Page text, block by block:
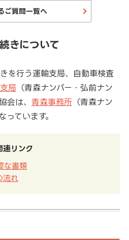
ご質問一覧へ
きについて
を行う運輸支局、自動車検査
局 （青森ナンバー・弘前ナン
会は、 青森事務所（青森ナン
っています。
連リンク
な書類
流れ